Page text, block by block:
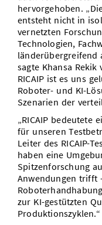
hervorgehoben.
entsteht nicht in
vernetzten
Technologien,
länderübergreifend
sagte Khansa Rekik
RICAIP ist es uns
Roboter- und KI-
Szenarien der
„RICAIP bedeutete
für unseren
Leiter des RICAIP-
haben eine
Spitzenforschung
Anwendungen trifft
zur KI-gestützten
Produktionszyklen.“